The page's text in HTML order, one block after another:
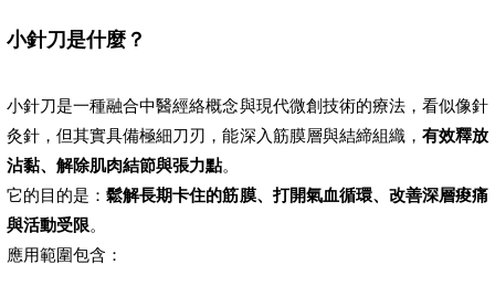
小針刀是什麼？
小針刀是一種融合中醫經絡概念與現代微創技術的療法，看似像針
灸針，但其實具備極細刀刃，能深入筋膜層與結締組織， 有效釋放
沾黏、解除肌肉結節與張力點。
它的目的是：鬆解長期卡住的筋膜、打開氣血循環、改善深層痠痛
與活動受限。
應用範圍包含：